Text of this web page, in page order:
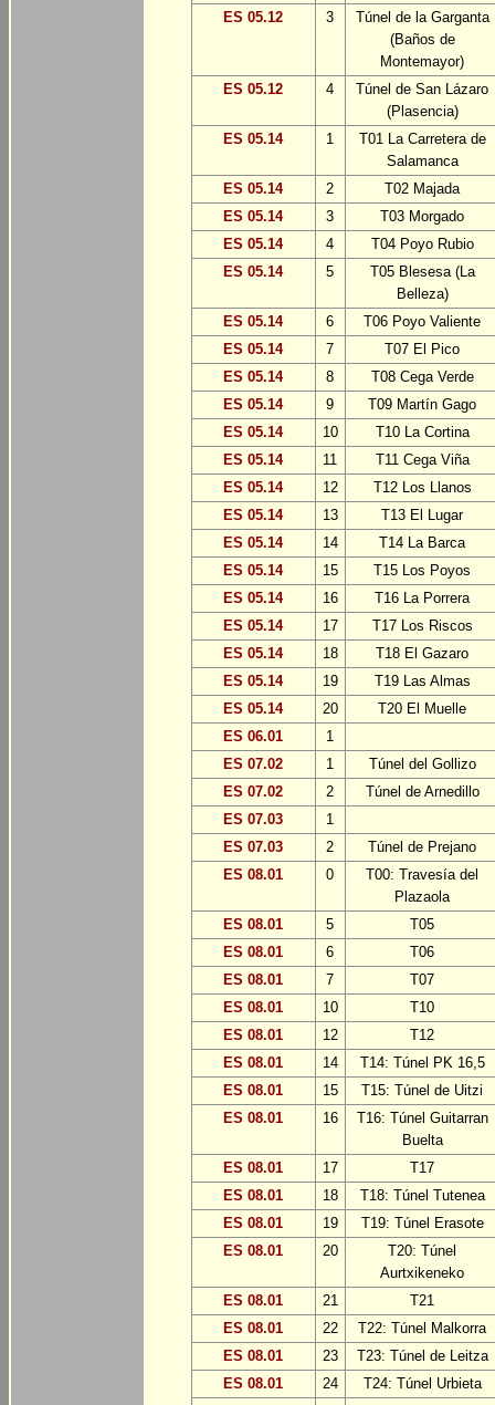
ES 05.12
3
Túnel de la Garganta
(Baños de
Montemayor)
ES 05.12
4
Túnel de San Lázaro
(Plasencia)
ES 05.14
1
T01 La Carretera de
Salamanca
ES 05.14
2
T02 Majada
ES 05.14
3
T03 Morgado
ES 05.14
4
T04 Poyo Rubio
ES 05.14
5
T05 Blesesa (La
Belleza)
ES 05.14
6
T06 Poyo Valiente
ES 05.14
7
T07 El Pico
ES 05.14
8
T08 Cega Verde
ES 05.14
9
T09 Martín Gago
ES 05.14
10
T10 La Cortina
ES 05.14
11
T11 Cega Viña
ES 05.14
12
T12 Los Llanos
ES 05.14
13
T13 El Lugar
ES 05.14
14
T14 La Barca
ES 05.14
15
T15 Los Poyos
ES 05.14
16
T16 La Porrera
ES 05.14
17
T17 Los Riscos
ES 05.14
18
T18 El Gazaro
ES 05.14
19
T19 Las Almas
ES 05.14
20
T20 El Muelle
ES 06.01
1
ES 07.02
1
Túnel del Gollizo
ES 07.02
2
Túnel de Arnedillo
ES 07.03
1
ES 07.03
2
Túnel de Prejano
ES 08.01
0
T00: Travesía del
Plazaola
ES 08.01
5
T05
ES 08.01
6
T06
ES 08.01
7
T07
ES 08.01
10
T10
ES 08.01
12
T12
ES 08.01
14
T14: Túnel PK 16,5
ES 08.01
15
T15: Túnel de Uitzi
ES 08.01
16
T16: Túnel Guitarran
Buelta
ES 08.01
17
T17
ES 08.01
18
T18: Túnel Tutenea
ES 08.01
19
T19: Túnel Erasote
ES 08.01
20
T20: Túnel
Aurtxikeneko
ES 08.01
21
T21
ES 08.01
22
T22: Túnel Malkorra
ES 08.01
23
T23: Túnel de Leitza
ES 08.01
24
T24: Túnel Urbieta